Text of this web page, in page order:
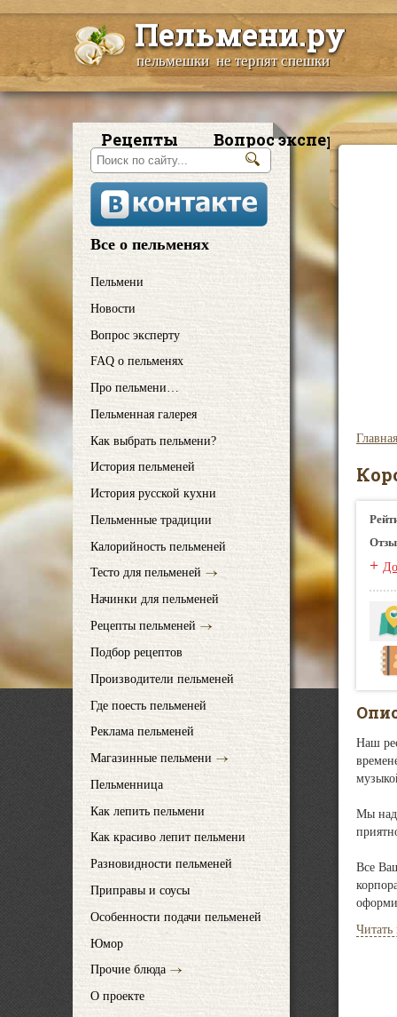
Пельмени.ру
пельмешки не терпят спешки
Рецепты Вопрос эксперту
Все о пельменях
Пельмени
Новости
Вопрос эксперту
FAQ о пельменях
Про пельмени…
Пельменная галерея
Как выбрать пельмени?
История пельменей
История русской кухни
Пельменные традиции
Калорийность пельменей
Тесто для пельменей
Начинки для пельменей
Рецепты пельменей
Подбор рецептов
Производители пельменей
Где поесть пельменей
Реклама пельменей
Магазинные пельмени
Пельменница
Как лепить пельмени
Как красиво лепит пельмени
Разновидности пельменей
Приправы и соусы
Особенности подачи пельменей
Юмор
Прочие блюда
О проекте
Главная
+
Наш
Мы
Все
Читать